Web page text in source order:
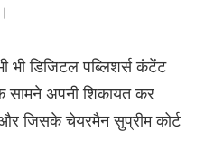
भी डिजिटल पब्लिशर्स कंटेंट
सामने अपनी शिकायत कर
जिसके चेयरमैन सुप्रीम कोर्ट